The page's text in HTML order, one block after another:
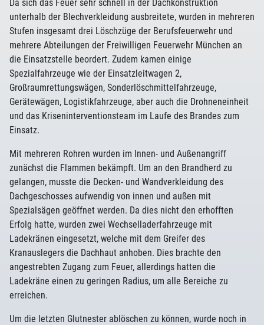
Da sich das Feuer sehr schnell in der Dachkonstruktion
unterhalb der Blechverkleidung ausbreitete, wurden in mehreren
Stufen insgesamt drei Löschzüge der Berufsfeuerwehr und
mehrere Abteilungen der Freiwilligen Feuerwehr München an
die Einsatzstelle beordert. Zudem kamen einige
Spezialfahrzeuge wie der Einsatzleitwagen 2,
Großraumrettungswägen, Sonderlöschmittelfahrzeuge,
Gerätewägen, Logistikfahrzeuge, aber auch die Drohneneinheit
und das Kriseninterventionsteam im Laufe des Brandes zum
Einsatz.
Mit mehreren Rohren wurden im Innen- und Außenangriff
zunächst die Flammen bekämpft. Um an den Brandherd zu
gelangen, musste die Decken- und Wandverkleidung des
Dachgeschosses aufwendig von innen und außen mit
Spezialsägen geöffnet werden. Da dies nicht den erhofften
Erfolg hatte, wurden zwei Wechselladerfahrzeuge mit
Ladekränen eingesetzt, welche mit dem Greifer des
Kranauslegers die Dachhaut anhoben. Dies brachte den
angestrebten Zugang zum Feuer, allerdings hatten die
Ladekräne einen zu geringen Radius, um alle Bereiche zu
erreichen.
Um die letzten Glutnester ablöschen zu können, wurde noch in